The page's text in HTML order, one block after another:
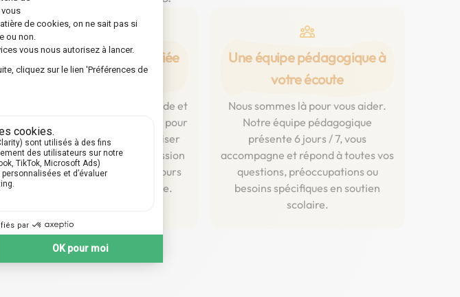
Une organisation simplifiée
Profitez d'une organisation fluide et
efficace, conçue spécialement pour
vous permettre de vous focaliser
entièrement sur votre progression
en Économie. Au choix, des cours
près de chez vous ou en ligne.
Une équipe pédagogique à
votre écoute
Nous sommes là pour vous aider.
Notre équipe pédagogique
présente 6 jours / 7, vous
accompagne et répond à toutes vos
questions, préoccupations ou
besoins spécifiques en soutien
scolaire.